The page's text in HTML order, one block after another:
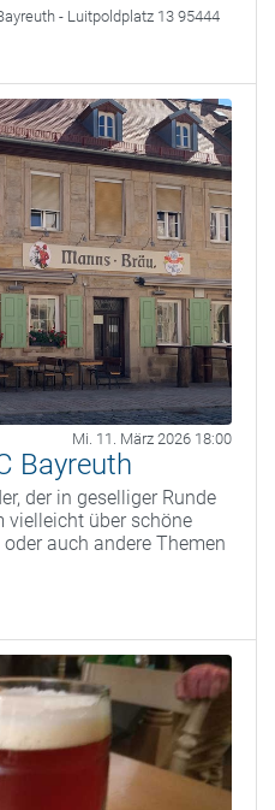
- Luitpoldplatz 13 95444
Mi. 11. März 2026 18:00
Bayreuth
der in geselliger Runde
vielleicht über schöne
auch andere Themen